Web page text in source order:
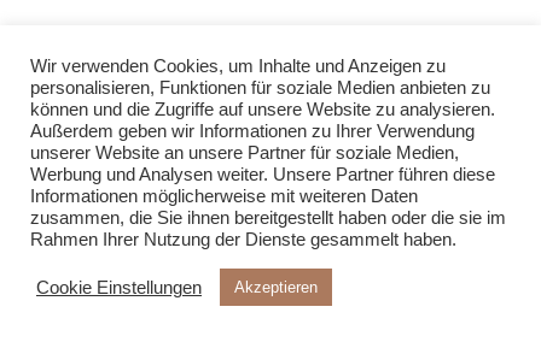
Wir verwenden Cookies, um Inhalte und Anzeigen zu
personalisieren, Funktionen für soziale Medien anbieten zu
können und die Zugriffe auf unsere Website zu analysieren.
Außerdem geben wir Informationen zu Ihrer Verwendung
unserer Website an unsere Partner für soziale Medien,
Werbung und Analysen weiter. Unsere Partner führen diese
Informationen möglicherweise mit weiteren Daten
zusammen, die Sie ihnen bereitgestellt haben oder die sie im
Rahmen Ihrer Nutzung der Dienste gesammelt haben.
Cookie Einstellungen Akzeptieren